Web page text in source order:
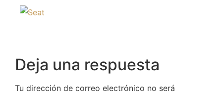
Deja una respuesta
Tu dirección de correo electrónico no será